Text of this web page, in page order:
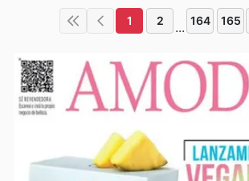
1 2 ... 164 165